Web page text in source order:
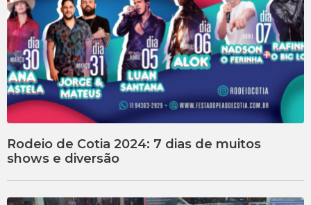
Rodeio de Cotia 2024: 7 dias de muitos
shows e diversão